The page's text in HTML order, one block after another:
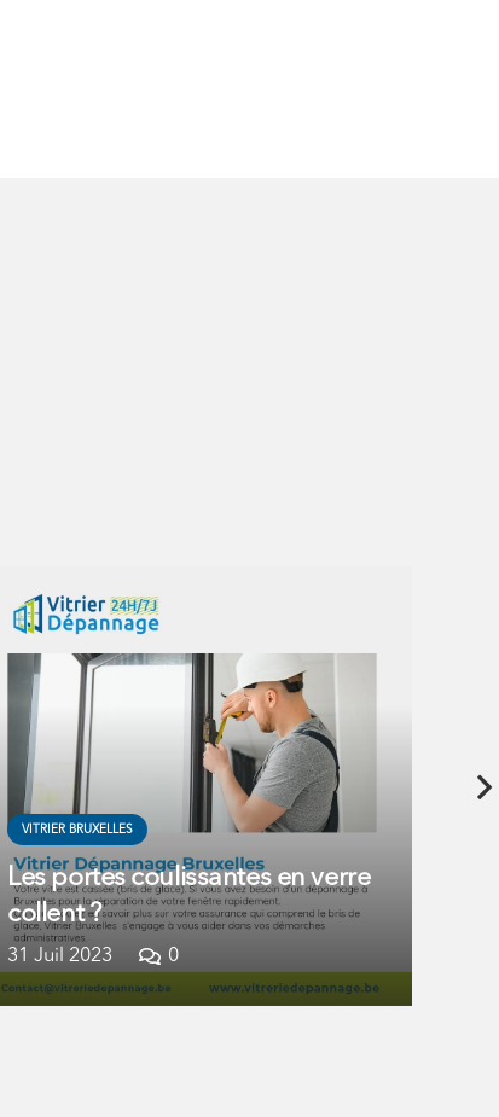
VITRIER BRUXELLES
Les portes coulissantes en verre
collent ?
31 Juil 2023 0